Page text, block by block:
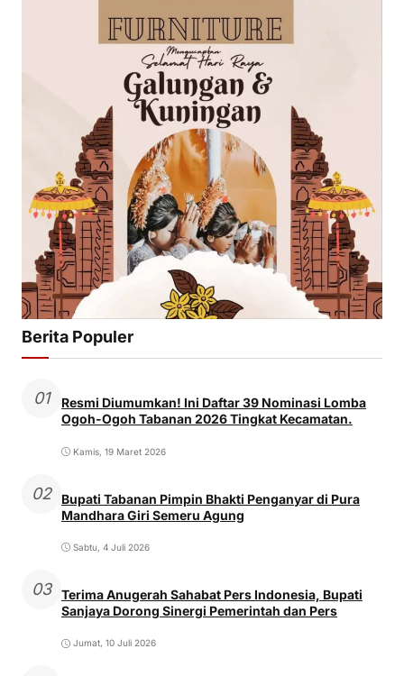
Berita Populer
01
Resmi Diumumkan! Ini Daftar 39 Nominasi Lomba
Ogoh-Ogoh Tabanan 2026 Tingkat Kecamatan.
Kamis, 19 Maret 2026
02
Bupati Tabanan Pimpin Bhakti Penganyar di Pura
Mandhara Giri Semeru Agung
Sabtu, 4 Juli 2026
03
Terima Anugerah Sahabat Pers Indonesia, Bupati
Sanjaya Dorong Sinergi Pemerintah dan Pers
Jumat, 10 Juli 2026